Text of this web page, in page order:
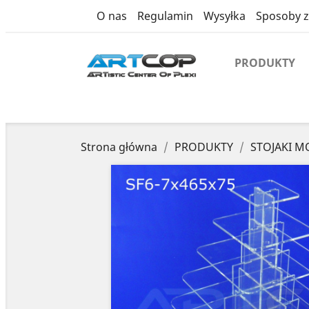
O nas Regulamin Wysyłka Sposoby
PRODUKTY
Strona główna PRODUKTY STOJAKI